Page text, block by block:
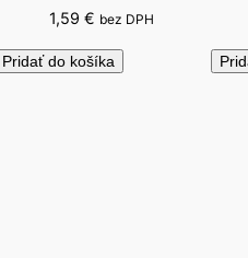
v
á
1,59€ bez DPH
Pridať do košíka